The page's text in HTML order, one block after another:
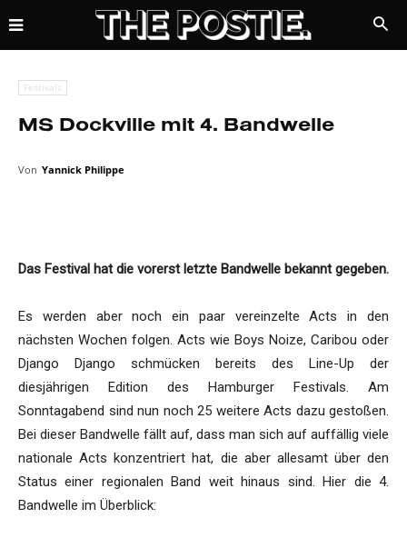
Festivals
MS Dockville mit 4. Bandwelle
Von Yannick Philippe
Das Festival hat die vorerst letzte Bandwelle bekannt gegeben.
Es werden aber noch ein paar vereinzelte Acts in den
nächsten Wochen folgen. Acts wie Boys Noize, Caribou oder
Django Django schmücken bereits des Line-Up der
diesjährigen Edition des Hamburger Festivals. Am
Sonntagabend sind nun noch 25 weitere Acts dazu gestoßen.
Bei dieser Bandwelle fällt auf, dass man sich auf auffällig viele
nationale Acts konzentriert hat, die aber allesamt über den
Status einer regionalen Band weit hinaus sind. Hier die 4.
Bandwelle im Überblick: